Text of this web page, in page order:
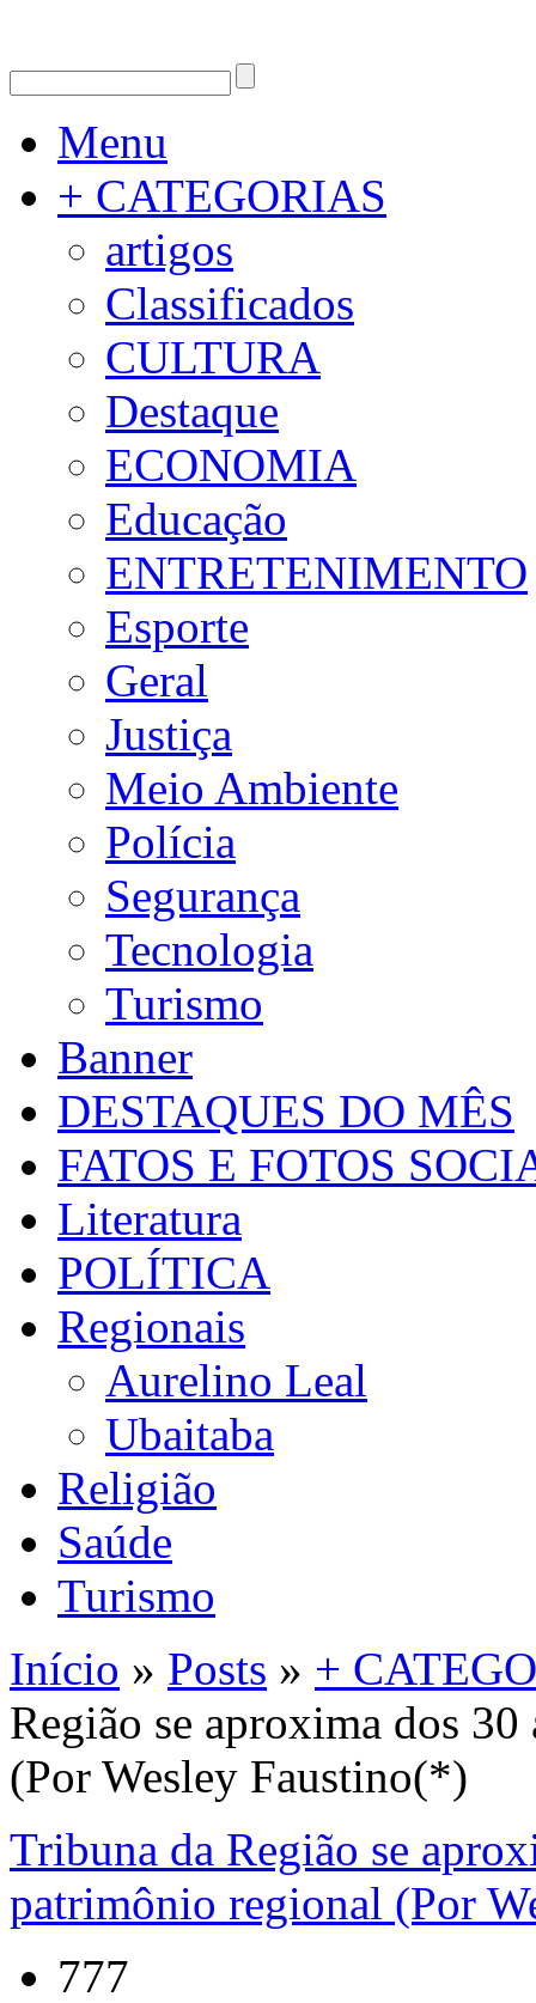
Menu
+ CATEGORIAS
artigos
Classificados
CULTURA
Destaque
ECONOMIA
Educação
ENTRETENIMENTO
Esporte
Geral
Justiça
Meio Ambiente
Polícia
Segurança
Tecnologia
Turismo
Banner
DESTAQUES DO MÊS
FATOS E FOTOS
Literatura
POLÍTICA
Regionais
Aurelino Leal
Ubaitaba
Religião
Saúde
Turismo
Início » Posts » +
Região se aproxima dos
(Por Wesley Faustino(*)
Tribuna da Região se
patrimônio regional (Por
777